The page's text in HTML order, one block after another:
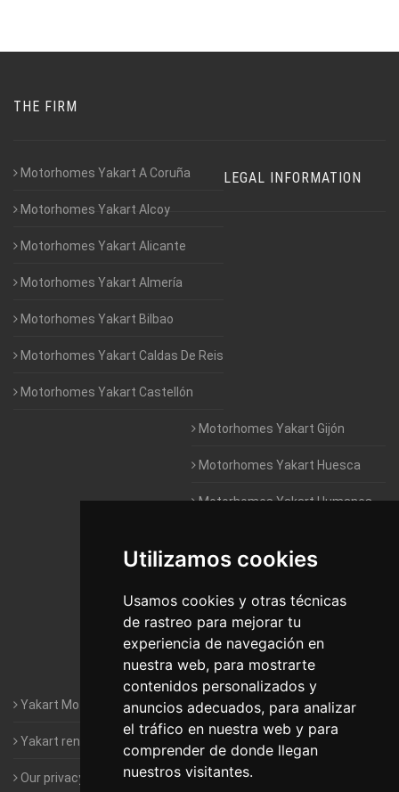
Utilizamos cookies
Usamos cookies y otras técnicas
de rastreo para mejorar tu
experiencia de navegación en
nuestra web, para mostrarte
contenidos personalizados y
anuncios adecuados, para analizar
el tráfico en nuestra web y para
comprender de donde llegan
nuestros visitantes.
THE FIRM
Motorhomes Yakart A Coruña
Motorhomes Yakart Alcoy
Motorhomes Yakart Alicante
Motorhomes Yakart Almería
Motorhomes Yakart Bilbao
Motorhomes Yakart Caldas De Reis
Motorhomes Yakart Castellón
Motorhomes Yakart Gijón
Motorhomes Yakart Huesca
Motorhomes Yakart Humanes
Motorhomes Yakart Jaén
Motorhomes Yakart Lugo
Motorhomes Yakart Valencia
Motorhomes Yakart Vitoria
LEGAL INFORMATION
Yakart Motorhomes : The Company
Yakart rental conditions
Our privacy policy